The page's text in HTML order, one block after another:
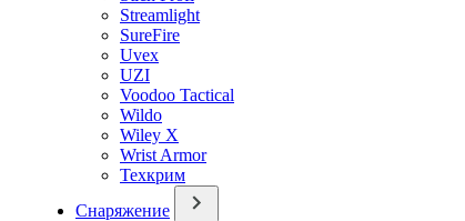
Streamlight
SureFire
Uvex
UZI
Voodoo Tactical
Wildo
Wiley X
Wrist Armor
Техкрим
Снаряжение